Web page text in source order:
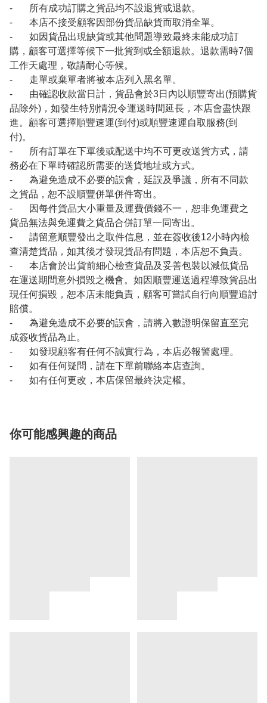
- 所有成功訂購之貨品均不設退貨或退款。
- 本店不接受顧客因部份貨品缺貨而取消全單。
- 如因貨品出現缺貨或其他問題導致最終未能成功訂
購，顧客可選擇等候下一批貨到或全額退款。退款需時7個
工作天處理，敬請耐心等候。
- 走單或棄單者將被本店列入黑名單。
- 由確認收款當日計，貨品會於3日內以順豐寄出(預購貨
品除外)，如發生特別情況令運送時間延長，本店會盡快跟
進。顧客可選擇順豐速運(到付)或順豐速運自取服務(到
付)。
- 所有訂單在下單後或配送中均不可更改送貨方式，請
務必在下單時確認所需要的送貨地址或方式。
- 為避免造成不必要的誤會，延誤及爭議，所有不同款
之貨品，恕不設順豐併單併件寄出。
- 因每件貨品大小重量及運費價錢不一，恕非免運費之
貨品無法與免運費之貨品合併訂單一同寄出。
- 請留意順豐發出之取件信息，並在簽收後12小時內檢
查清楚貨品，如其後才發現貨品有問題，本店恕不負責。
- 本店會於出貨前細心檢查貨品及妥善包裝以減低貨品
在運送期間意外損毀之機會。如因順豐運送過程導致貨品出
現任何損毀，恕本店未能負責，顧客可嘗試自行向順豐追討
賠償。
- 為避免造成不必要的誤會，請將入數證明保留直至完
成簽收貨品為止。
- 如發現顧客有任何不誠實行為，本店必報警處理。
- 如有任何疑問，請在下單前聯絡本店查詢。
- 如有任何更改，本店保留最終決定權。
你可能感興趣的商品